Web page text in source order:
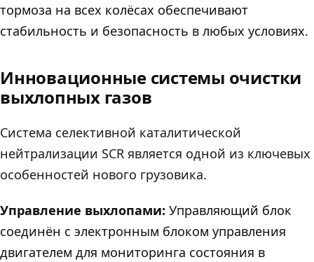
тормоза на всех колёсах обеспечивают
стабильность и безопасность в любых условиях.
Инновационные системы очистки
выхлопных газов
Система селективной каталитической
нейтрализации SCR является одной из ключевых
особенностей нового грузовика.
Управление выхлопами: Управляющий блок
соединён с электронным блоком управления
двигателем для мониторинга состояния в